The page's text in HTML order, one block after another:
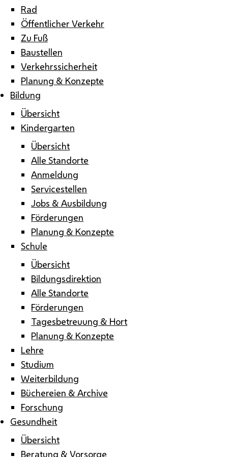
Rad
Öffentlicher Verkehr
Zu Fuß
Baustellen
Verkehrssicherheit
Planung & Konzepte
Bildung
Übersicht
Kindergarten
Übersicht
Alle Standorte
Anmeldung
Servicestellen
Jobs & Ausbildung
Förderungen
Planung & Konzepte
Schule
Übersicht
Bildungsdirektion
Alle Standorte
Förderungen
Tagesbetreuung & Hort
Planung & Konzepte
Lehre
Studium
Weiterbildung
Büchereien & Archive
Forschung
Gesundheit
Übersicht
Beratung & Vorsorge